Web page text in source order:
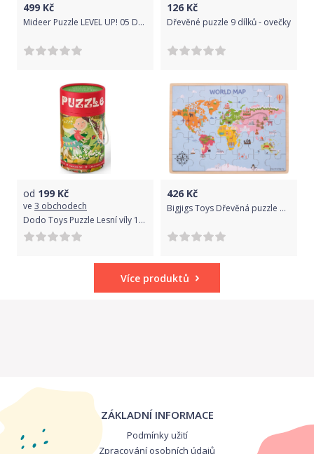
499 Kč
Mideer Puzzle LEVEL UP! 05 Dobrodružství
126 Kč
Dřevěné puzzle 9 dílků - ovečky
od 199 Kč
ve 3 obchodech
Dodo Toys Puzzle Lesní víly 120 dílků
426 Kč
Bigjigs Toys Dřevěná puzzle mapa světa
Více produktů
ZÁKLADNÍ INFORMACE
Podmínky užití
Zpracování osobních údajů